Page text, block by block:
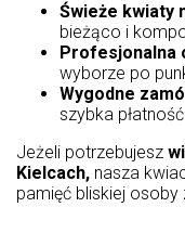
Świeże kwiaty
bieżąco i
Profesjonalna
wyborze po
Wygodne
szybka
Jeżeli potrzebujesz
Kielcach, nasza
pamięć bliskiej